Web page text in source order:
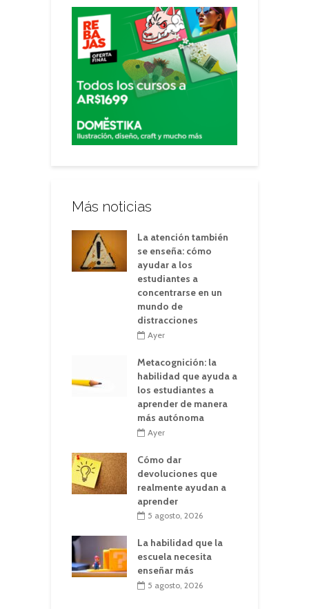
Más noticias
La atención también
se enseña: cómo
ayudar a los
estudiantes a
concentrarse en un
mundo de
distracciones
Ayer
Metacognición: la
habilidad que ayuda a
los estudiantes a
aprender de manera
más autónoma
Ayer
Cómo dar
devoluciones que
realmente ayudan a
aprender
5 agosto, 2026
La habilidad que la
escuela necesita
enseñar más
5 agosto, 2026